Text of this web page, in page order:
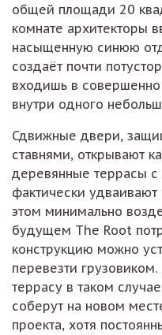
общей площади 20
комнате архитекторы
насыщенную синюю
создаёт почти
входишь в совершенно
внутри одного
Сдвижные двери,
ставнями, открывают
деревянные террасы с
фактически
этом минимально
будущем The Root
конструкцию можно
перевезти
террасу в таком
соберут на новом
проекта, хотя